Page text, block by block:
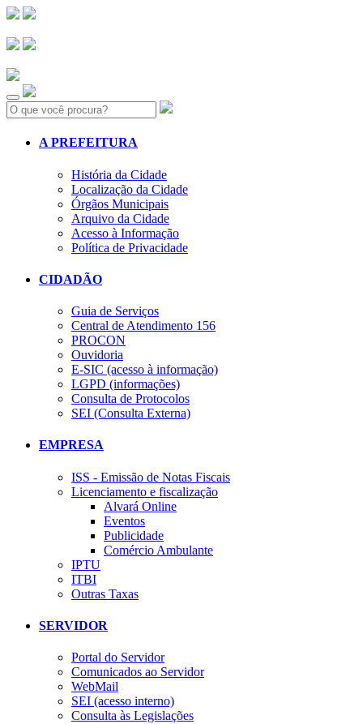
Search:
A PREFEITURA
História da Cidade
Localização da Cidade
Órgãos Municipais
Arquivo da Cidade
Acesso à Informação
Política de Privacidade
CIDADÃO
Guia de Serviços
Central de Atendimento 156
PROCON
Ouvidoria
E-SIC (acesso à informação)
LGPD (informações)
Consulta de Protocolos
SEI (Consulta Externa)
EMPRESA
ISS - Emissão de Notas Fiscais
Licenciamento e fiscalização
Alvará Online
Eventos
Publicidade
Comércio Ambulante
IPTU
ITBI
Outras Taxas
SERVIDOR
Portal do Servidor
Comunicados ao Servidor
WebMail
SEI (acesso interno)
Consulta às Legislações